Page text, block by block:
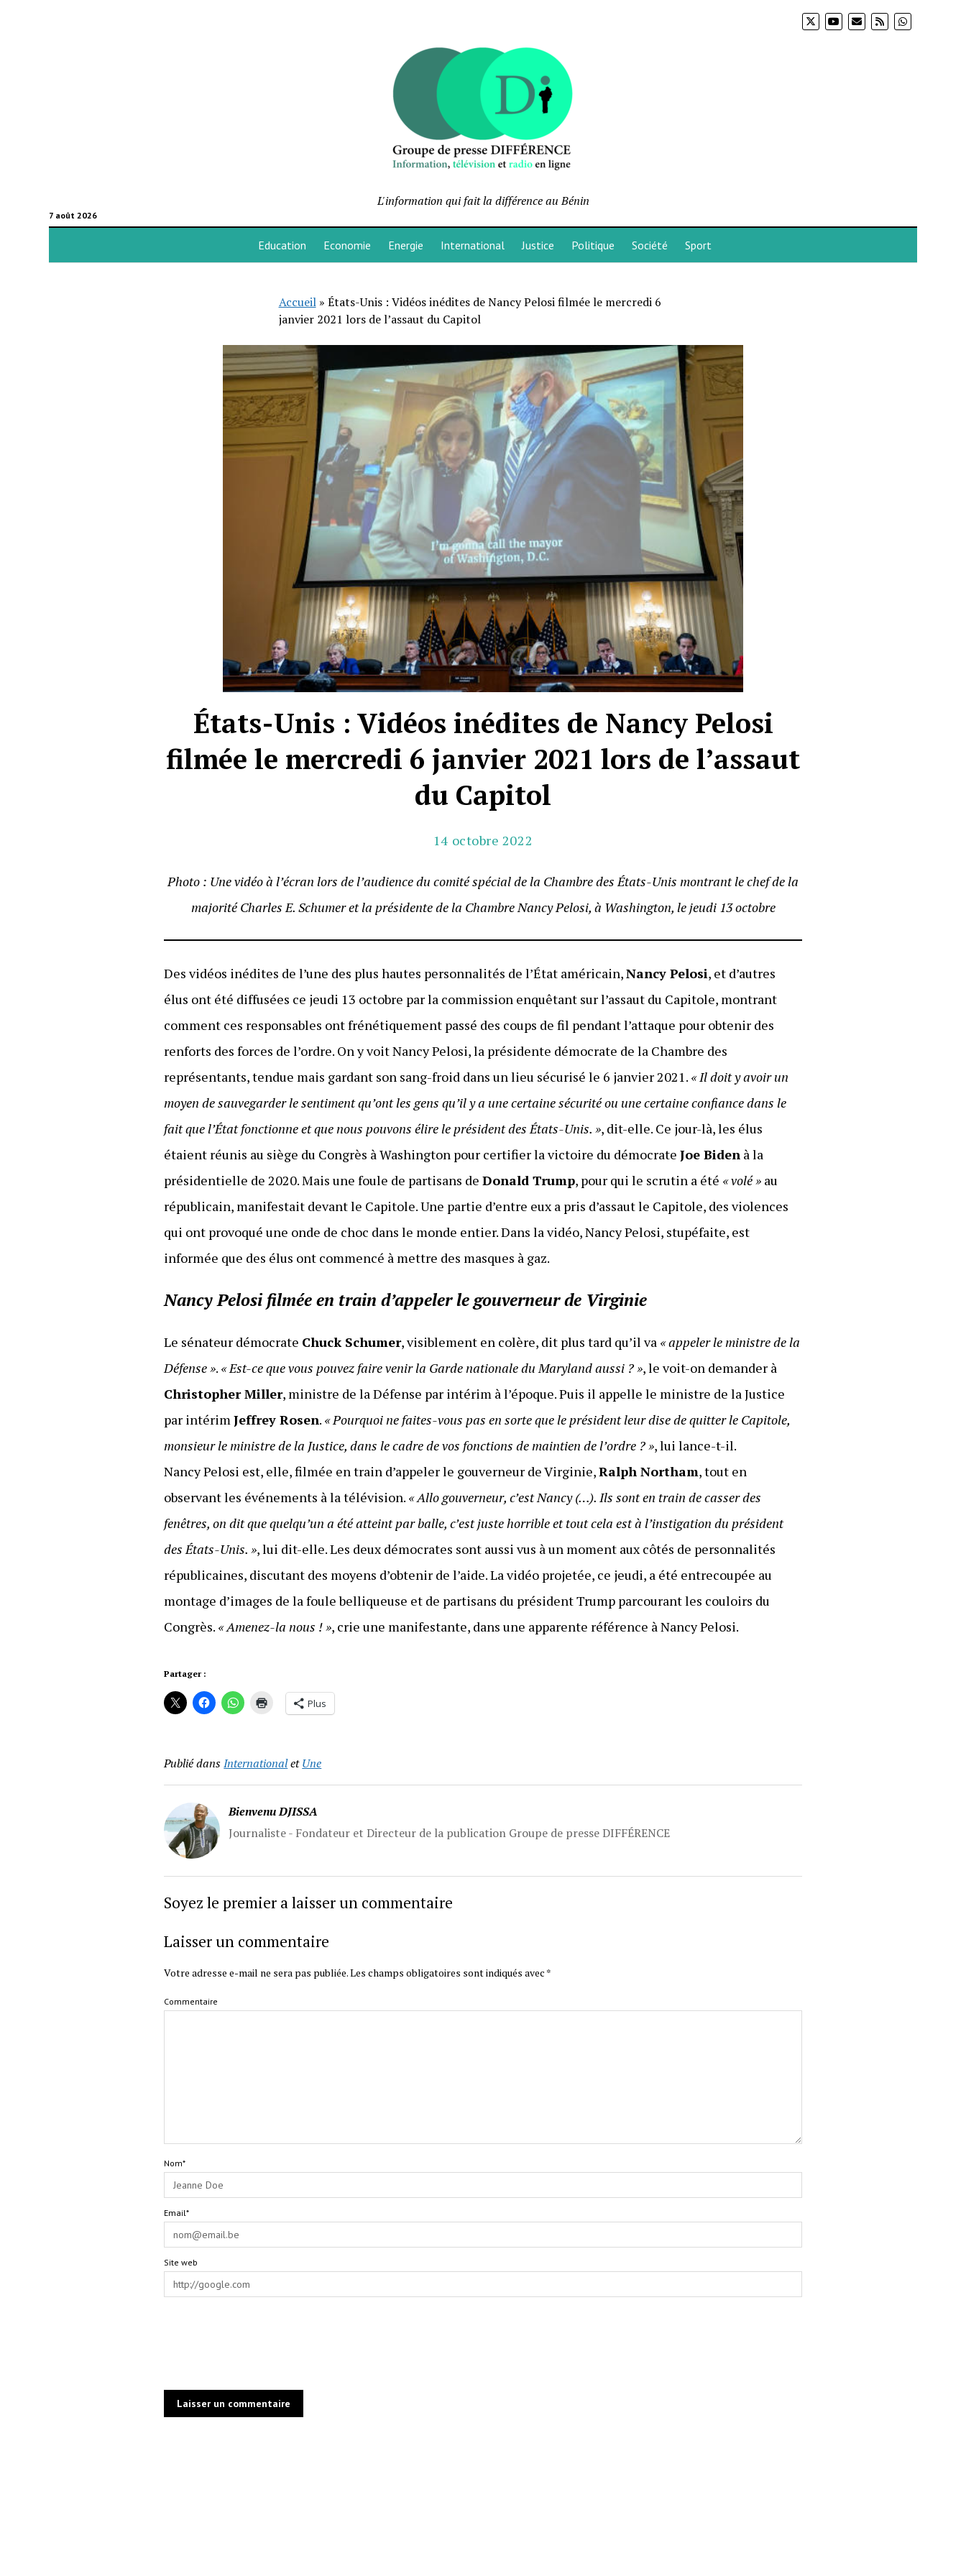
7 août 2026
L'information qui fait la différence au Bénin
Education Economie Energie International Justice Politique Société Sport
Accueil» États-Unis : Vidéos inédites de Nancy Pelosi filmée le mercredi 6
janvier 2021 lors de l’assaut du Capitol
États-Unis : Vidéos inédites de Nancy Pelosi
filmée le mercredi 6 janvier 2021 lors de l’assaut
du Capitol
14 octobre 2022
Photo : Une vidéo à l’écran lors de l’audience du comité spécial de la Chambre des États-Unis montrant le chef de la
majorité Charles E. Schumer et la présidente de la Chambre Nancy Pelosi, à Washington, le jeudi 13 octobre
Des vidéos inédites de l’une des plus hautes personnalités de l’État américain,Nancy Pelosi, et d’autres
élus ont été diffusées ce jeudi 13 octobre par la commission enquêtant sur l’assaut du Capitole, montrant
comment ces responsables ont frénétiquement passé des coups de fil pendant l’attaque pour obtenir des
renforts des forces de l’ordre. On y voit Nancy Pelosi, la présidente démocrate de la Chambre des
représentants, tendue mais gardant son sang-froid dans un lieu sécurisé le 6 janvier 2021. « Il doit y avoir un
moyen de sauvegarder le sentiment qu’ont les gens qu’il y a une certaine sécurité ou une certaine confiance dans le
fait que l’État fonctionne et que nous pouvons élire le président des États-Unis. », dit-elle. Ce jour-là, les élus
étaient réunis au siège du Congrès à Washington pour certifier la victoire du démocrateJoe Biden à la
présidentielle de 2020. Mais une foule de partisans deDonald Trump, pour qui le scrutin a été « volé » au
républicain, manifestait devant le Capitole. Une partie d’entre eux a pris d’assaut le Capitole, des violences
qui ont provoqué une onde de choc dans le monde entier. Dans la vidéo, Nancy Pelosi, stupéfaite, est
informée que des élus ont commencé à mettre des masques à gaz.
Nancy Pelosi filmée en train d’appeler le gouverneur de Virginie
Le sénateur démocrate Chuck Schumer, visiblement en colère, dit plus tard qu’il va « appeler le ministre de la
Défense ». « Est-ce que vous pouvez faire venir la Garde nationale du Maryland aussi ? », le voit-on demander à
Christopher Miller, ministre de la Défense par intérim à l’époque. Puis il appelle le ministre de la Justice
par intérimJeffrey Rosen. « Pourquoi ne faites-vous pas en sorte que le président leur dise de quitter le Capitole,
monsieur le ministre de la Justice, dans le cadre de vos fonctions de maintien de l’ordre ? », lui lance-t-il.
Nancy Pelosi est, elle, filmée en train d’appeler le gouverneur de Virginie,Ralph Northam, tout en
observant les événements à la télévision. « Allo gouverneur, c’est Nancy (…). Ils sont en train de casser des
fenêtres, on dit que quelqu’un a été atteint par balle, c’est juste horrible et tout cela est à l’instigation du président
des États-Unis. », lui dit-elle. Les deux démocrates sont aussi vus à un moment aux côtés de personnalités
républicaines, discutant des moyens d’obtenir de l’aide. La vidéo projetée, ce jeudi, a été entrecoupée au
montage d’images de la foule belliqueuse et de partisans du président Trump parcourant les couloirs du
Congrès. « Amenez-la nous ! », crie une manifestante, dans une apparente référence à Nancy Pelosi.
Partager :
Plus
Publié dansInternationaletUne
Bienvenu DJISSA
Journaliste - Fondateur et Directeur de la publication Groupe de presse DIFFÉRENCE
Soyez le premier a laisser un commentaire
Laisser un commentaire
Votre adresse e-mail ne sera pas publiée.Les champs obligatoires sont indiqués avec *
Commentaire
Nom*
Email*
Site web